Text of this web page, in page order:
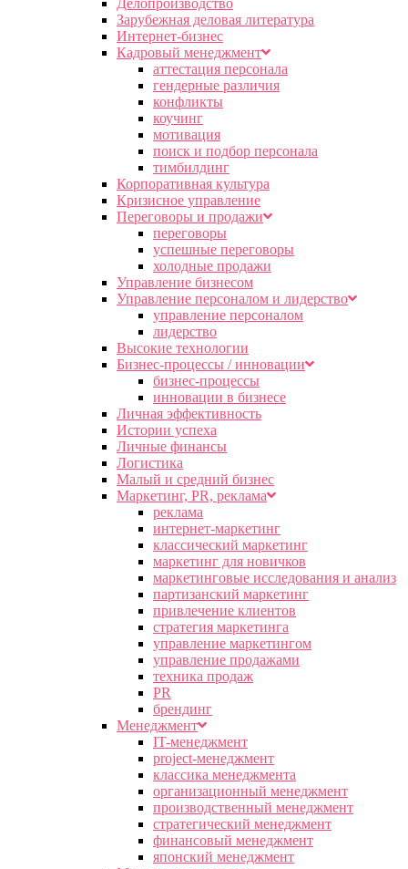
Делопроизводство
Зарубежная деловая литература
Интернет-бизнес
Кадровый менеджмент
аттестация персонала
гендерные различия
конфликты
коучинг
мотивация
поиск и подбор персонала
тимбилдинг
Корпоративная культура
Кризисное управление
Переговоры и продажи
переговоры
успешные переговоры
холодные продажи
Управление бизнесом
Управление персоналом и лидерство
управление персоналом
лидерство
Высокие технологии
Бизнес-процессы / инновации
бизнес-процессы
инновации в бизнесе
Личная эффективность
Истории успеха
Личные финансы
Логистика
Малый и средний бизнес
Маркетинг, PR, реклама
реклама
интернет-маркетинг
классический маркетинг
маркетинг для новичков
маркетинговые исследования и анализ
партизанский маркетинг
привлечение клиентов
стратегия маркетинга
управление маркетингом
управление продажами
техника продаж
PR
брендинг
Менеджмент
IT-менеджмент
project-менеджмент
классика менеджмента
организационный менеджмент
производственный менеджмент
стратегический менеджмент
финансовый менеджмент
японский менеджмент